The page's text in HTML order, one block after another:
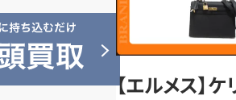
【エルメス】